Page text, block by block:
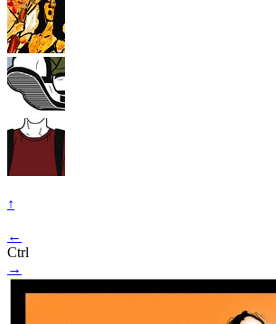
↑
←
Ctrl
→